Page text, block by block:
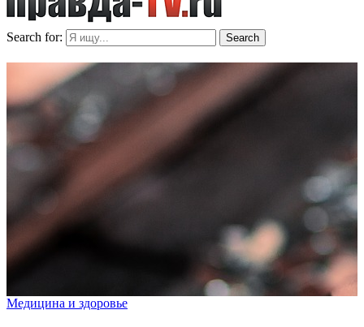
Search for: Search
Медицина и здоровье